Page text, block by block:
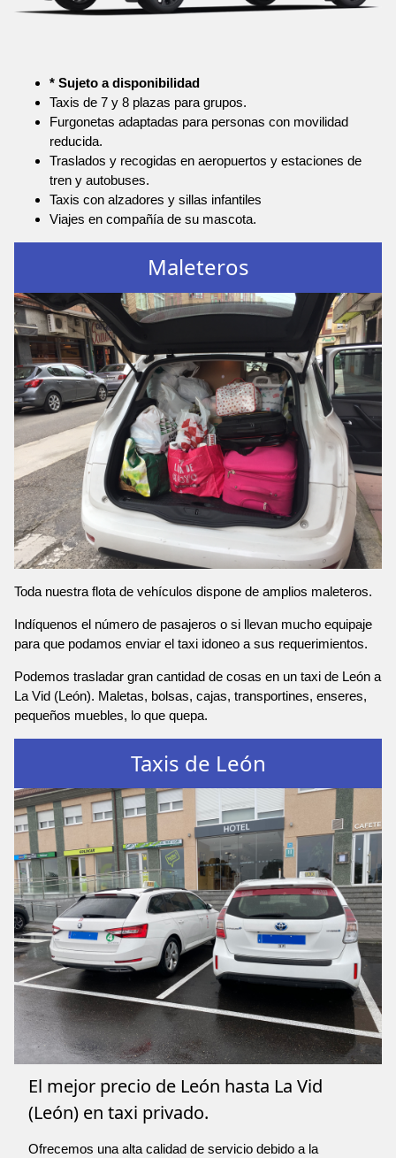
* Sujeto a disponibilidad
Taxis de 7 y 8 plazas para grupos.
Furgonetas adaptadas para personas con movilidad
reducida.
Traslados y recogidas en aeropuertos y estaciones de
tren y autobuses.
Taxis con alzadores y sillas infantiles
Viajes en compañía de su mascota.
Maleteros
Toda nuestra flota de vehículos dispone de amplios maleteros.
Indíquenos el número de pasajeros o si llevan mucho equipaje
para que podamos enviar el taxi idoneo a sus requerimientos.
Podemos trasladar gran cantidad de cosas en un taxi de León a
La Vid (León). Maletas, bolsas, cajas, transportines, enseres,
pequeños muebles, lo que quepa.
Taxis de León
El mejor precio de León hasta La Vid
(León) en taxi privado.
Ofrecemos una alta calidad de servicio debido a la